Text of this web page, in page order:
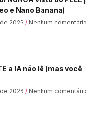
e Nano Banana)
2026 Nenhum comentário
a IA não lê (mas você
2026 Nenhum comentário